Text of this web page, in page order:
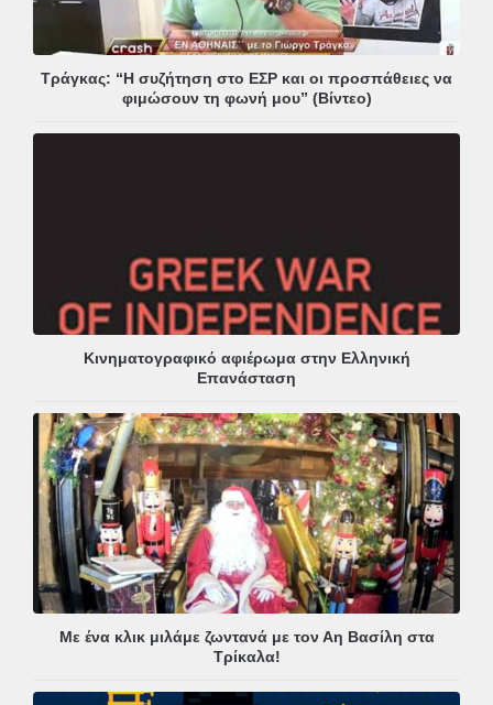
Τράγκας: “Η συζήτηση στο ΕΣΡ και οι προσπάθειες να
φιμώσουν τη φωνή μου” (Βίντεο)
Κινηματογραφικό αφιέρωμα στην Ελληνική
Επανάσταση
Με ένα κλικ μιλάμε ζωντανά με τον Αη Βασίλη στα
Τρίκαλα!